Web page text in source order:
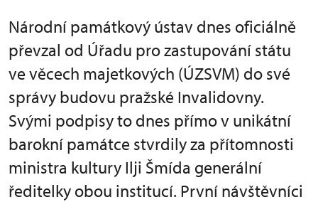
Národní památkový ústav dnes oficiálně
převzal od Úřadu pro zastupování státu
ve věcech majetkových (ÚZSVM) do své
správy budovu pražské Invalidovny.
Svými podpisy to dnes přímo v unikátní
barokní památce stvrdily za přítomnosti
ministra kultury Ilji Šmída generální
ředitelky obou institucí. První návštěvníci